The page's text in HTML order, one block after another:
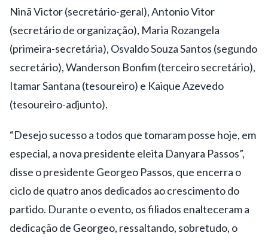
Ninã Victor (secretário-geral), Antonio Vitor
(secretário de organização), Maria Rozangela
(primeira-secretária), Osvaldo Souza Santos (segundo
secretário), Wanderson Bonfim (terceiro secretário),
Itamar Santana (tesoureiro) e Kaique Azevedo
(tesoureiro-adjunto).
“Desejo sucesso a todos que tomaram posse hoje, em
especial, a nova presidente eleita Danyara Passos”,
disse o presidente Georgeo Passos, que encerra o
ciclo de quatro anos dedicados ao crescimento do
partido. Durante o evento, os filiados enalteceram a
dedicação de Georgeo, ressaltando, sobretudo, o